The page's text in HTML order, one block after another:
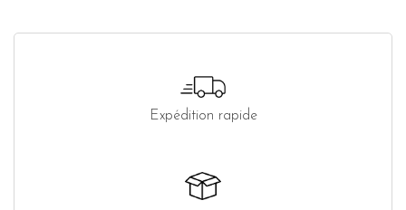
Expédition rapide